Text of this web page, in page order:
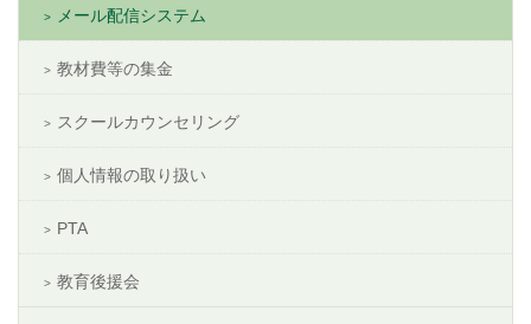
メール配信システム
教材費等の集金
スクールカウンセリング
個人情報の取り扱い
PTA
教育後援会